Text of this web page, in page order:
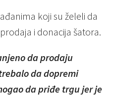
koji su želeli da
i donacija šatora.
da prodaju
da dopremi
da priđe trgu jer je